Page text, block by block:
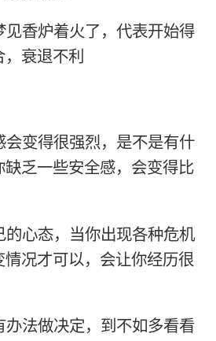
见香炉着火了，代表开始得
衰退不利
会变得很强烈，是不是有什
缺乏一些安全感，会变得比
的心态，当你出现各种危机
况才可以，会让你经历很
办法做决定，到不如多看看